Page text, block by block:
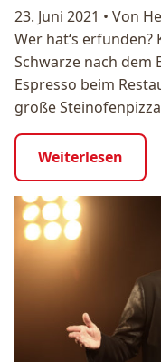
23. Juni 2021 • Von
Wer hat‘s erfunden?
Schwarze nach dem
Espresso beim
große
Weiterlesen